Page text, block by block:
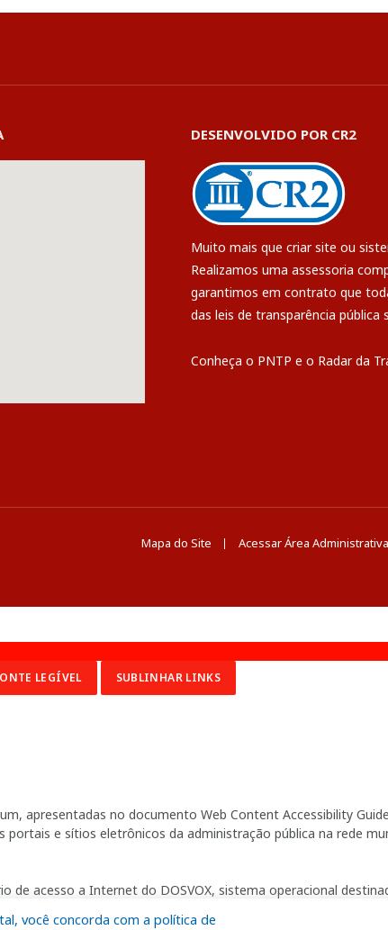
DESENVOLVIDO POR CR2
Muito mais que criar site ou
Realizamos uma assessoria
garantimos em contrato que
das leis de transparência pública
Conheça o PNTP e o Radar da
Mapa do Site Acessar Área Administrativa
você concorda com a política de
LEGÍVEL SUBLINHAR LINKS
apresentadas no documento Web Content Accessibility
e sítios eletrônicos da administração pública na rede
acesso a Internet do DOSVOX, sistema operacional